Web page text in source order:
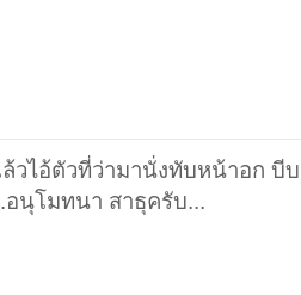
วไอ้ตัวที่ว่ามานั่งทับหน้าอก บี
อนุโมทนา สาธุครับ...